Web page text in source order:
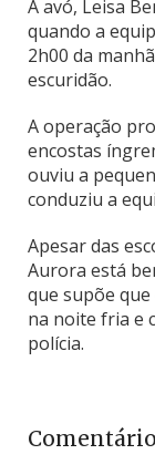
A avó, Leisa
quando a
2h00 da
escuridão.
A operação
encostas
ouviu a
conduziu a
Apesar das
Aurora está
que supõe
na noite fria e
polícia.